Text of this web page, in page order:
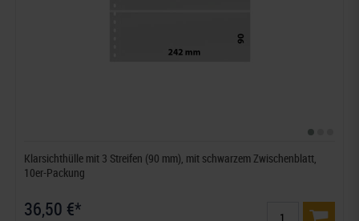
Klarsichthülle mit 3 Streifen (90 mm), mit schwarzem Zwischenblatt,
10er-Packung
36,50 €*